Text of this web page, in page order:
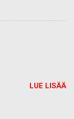
LUE LISÄÄ